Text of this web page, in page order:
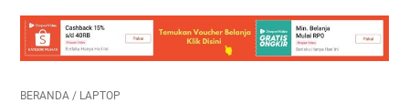
BERANDA / LAPTOP